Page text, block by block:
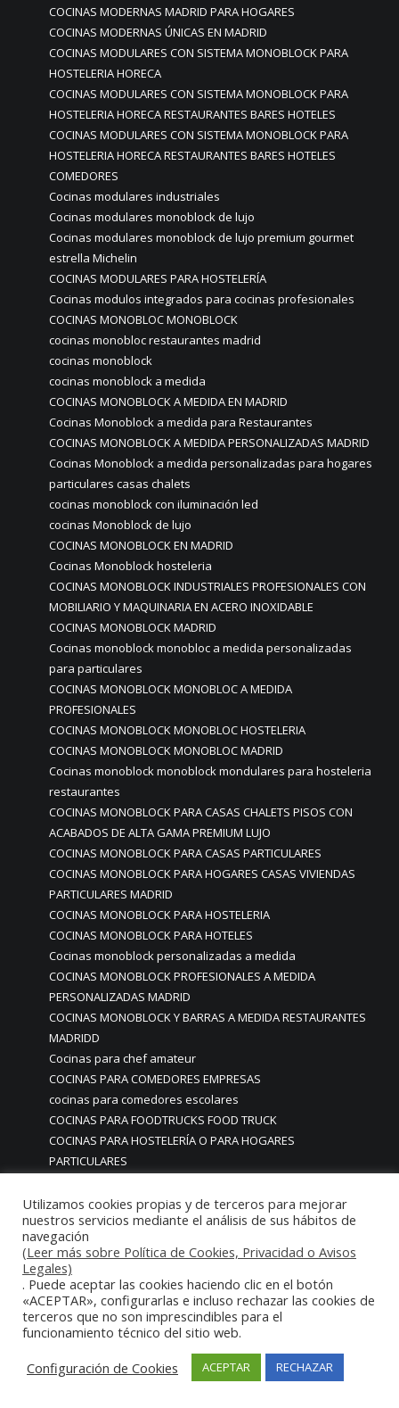
COCINAS MODERNAS MADRID PARA HOGARES
COCINAS MODERNAS ÚNICAS EN MADRID
COCINAS MODULARES CON SISTEMA MONOBLOCK PARA
HOSTELERIA HORECA
COCINAS MODULARES CON SISTEMA MONOBLOCK PARA
HOSTELERIA HORECA RESTAURANTES BARES HOTELES
COCINAS MODULARES CON SISTEMA MONOBLOCK PARA
HOSTELERIA HORECA RESTAURANTES BARES HOTELES
COMEDORES
Cocinas modulares industriales
Cocinas modulares monoblock de lujo
Cocinas modulares monoblock de lujo premium gourmet
estrella Michelin
COCINAS MODULARES PARA HOSTELERÍA
Cocinas modulos integrados para cocinas profesionales
COCINAS MONOBLOC MONOBLOCK
cocinas monobloc restaurantes madrid
cocinas monoblock
cocinas monoblock a medida
COCINAS MONOBLOCK A MEDIDA EN MADRID
Cocinas Monoblock a medida para Restaurantes
COCINAS MONOBLOCK A MEDIDA PERSONALIZADAS MADRID
Cocinas Monoblock a medida personalizadas para hogares
particulares casas chalets
cocinas monoblock con iluminación led
cocinas Monoblock de lujo
COCINAS MONOBLOCK EN MADRID
Cocinas Monoblock hosteleria
COCINAS MONOBLOCK INDUSTRIALES PROFESIONALES CON
MOBILIARIO Y MAQUINARIA EN ACERO INOXIDABLE
COCINAS MONOBLOCK MADRID
Cocinas monoblock monobloc a medida personalizadas
para particulares
COCINAS MONOBLOCK MONOBLOC A MEDIDA
PROFESIONALES
COCINAS MONOBLOCK MONOBLOC HOSTELERIA
COCINAS MONOBLOCK MONOBLOC MADRID
Cocinas monoblock monoblock mondulares para hosteleria
restaurantes
COCINAS MONOBLOCK PARA CASAS CHALETS PISOS CON
ACABADOS DE ALTA GAMA PREMIUM LUJO
COCINAS MONOBLOCK PARA CASAS PARTICULARES
COCINAS MONOBLOCK PARA HOGARES CASAS VIVIENDAS
PARTICULARES MADRID
COCINAS MONOBLOCK PARA HOSTELERIA
COCINAS MONOBLOCK PARA HOTELES
Cocinas monoblock personalizadas a medida
COCINAS MONOBLOCK PROFESIONALES A MEDIDA
PERSONALIZADAS MADRID
COCINAS MONOBLOCK Y BARRAS A MEDIDA RESTAURANTES
MADRIDD
Cocinas para chef amateur
COCINAS PARA COMEDORES EMPRESAS
cocinas para comedores escolares
COCINAS PARA FOODTRUCKS FOOD TRUCK
COCINAS PARA HOSTELERÍA O PARA HOGARES
PARTICULARES
COCINAS PARA PARTICULARES Y HOSTELERIA
COCINAS PARA RESTAURANTES
COCINAS PARA RESTAURANTES HOTELES EN MADRID
COCINAS PARA SERVICIO DOMESTICO
COCINAS PARA TERRAZAS EN MADRID ESPAÑA
COCINAS PREMIUM GAMA ALTA EN MADRID
COCINAS PREMIUM LUJO PARA RESTAURANTES
COCINAS PREMIUM MADRID
COCINAS PREMIUM PROFESIONALES MADRID
Utilizamos cookies propias y de terceros para mejorar
nuestros servicios mediante el análisis de sus hábitos de
navegación
(Leer más sobre Política de Cookies, Privacidad o Avisos
Legales)
. Puede aceptar las cookies haciendo clic en el botón
«ACEPTAR», configurarlas e incluso rechazar las cookies de
terceros que no son imprescindibles para el
funcionamiento técnico del sitio web.
Configuración de Cookies
ACEPTAR RECHAZAR